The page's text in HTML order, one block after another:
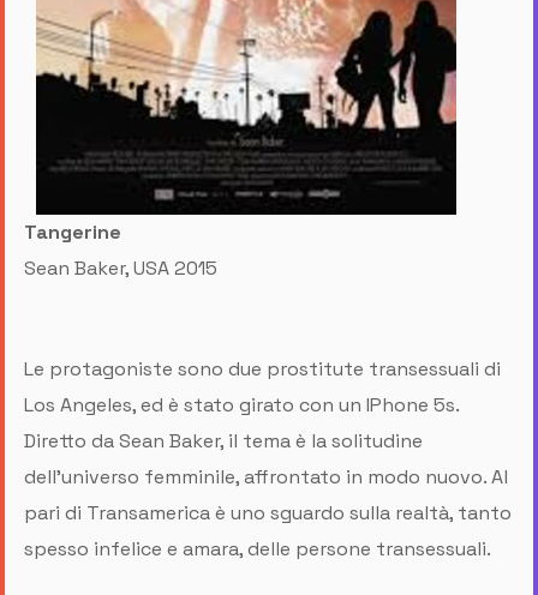
Tangerine
Sean Baker, USA 2015
Le protagoniste sono due prostitute transessuali di
Los Angeles, ed è stato girato con un IPhone 5s.
Diretto da Sean Baker, il tema è la solitudine
dell’universo femminile, affrontato in modo nuovo. Al
pari di Transamerica è uno sguardo sulla realtà, tanto
spesso infelice e amara, delle persone transessuali.